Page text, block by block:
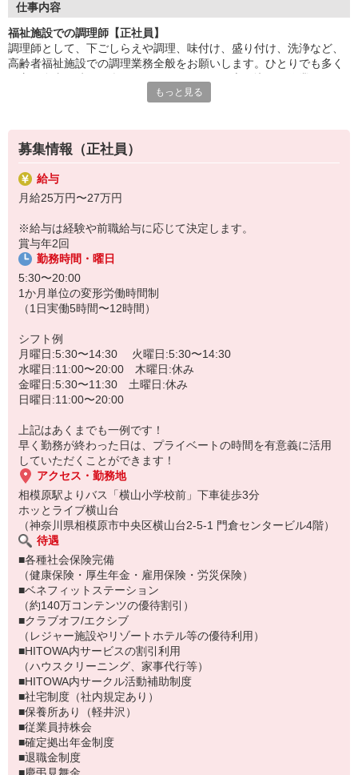
調理に集中できる環境で、仕込み・調理・盛付けなどの業務に専
チームで協力しながら、安心・安全な食事を提供します。
「美味しかった」「ありがとう」の言葉が、何よりの喜び。
食を通じて人の心に寄り添える、やりがいのある仕事です。
給食運営を行う業界大手。
社員の成長を支える研修制度も整っており、長期的なキャリア形
成が可能です。
仕事内容
福祉施設での調理師【正社員】
調理師として、下ごしらえや調理、味付け、盛り付け、洗浄など、
高齢者福祉施設での調理業務全般をお願いします。ひとりでも多く
らこそ、利用者さまの笑顔を見られたときには達成感を感じられま
もっと見る
募集情報（正社員）
給与
月給25万円〜27万円
※給与は経験や前職給与に応じて決定します。
賞与年2回
勤務時間・曜日
5:30〜20:00
1か月単位の変形労働時間制
（1日実働5時間〜12時間）
シフト例
月曜日:5:30〜14:30 火曜日:5:30〜14:30
水曜日:11:00〜20:00 木曜日:休み
金曜日:5:30〜11:30 土曜日:休み
日曜日:11:00〜20:00
上記はあくまでも一例です！
早く勤務が終わった日は、プライベートの時間を有意義に活用
していただくことができます！
アクセス・勤務地
相模原駅よりバス「横山小学校前」下車徒歩3分
ホッとライブ横山台
（神奈川県相模原市中央区横山台2-5-1 門倉センタービル4階）
待遇
■各種社会保険完備
（健康保険・厚生年金・雇用保険・労災保険）
■ベネフィットステーション
（約140万コンテンツの優待割引）
■クラブオフ/エクシブ
（レジャー施設やリゾートホテル等の優待利用）
■HITOWA内サービスの割引利用
（ハウスクリーニング、家事代行等）
■HITOWA内サークル活動補助制度
■社宅制度（社内規定あり）
■保養所あり（軽井沢）
■従業員持株会
■確定拠出年金制度
■退職金制度